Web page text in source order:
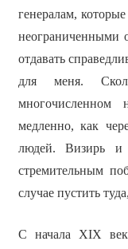
генералам,
неограниченными
отдавать
для меня.
медленно, как
людей. Визирь и
стремительным
случае пустить
С начала XIX